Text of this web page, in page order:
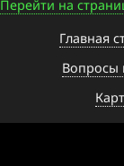
Перейти на
Главная
Вопросы